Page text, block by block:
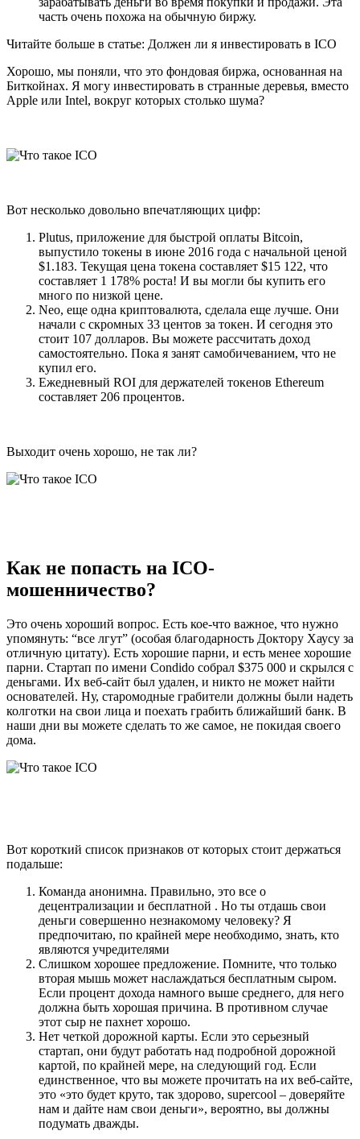
часть очень похожа на обычную биржу.
Читайте больше в статье: Должен ли я инвестировать в ICO
Хорошо, мы поняли, что это фондовая биржа, основанная на
Биткойнах. Я могу инвестировать в странные деревья, вместо
Apple или Intel, вокруг которых столько шума?
Вот несколько довольно впечатляющих цифр:
Plutus, приложение для быстрой оплаты Bitcoin,
выпустило токены в июне 2016 года с начальной ценой
$1.183. Текущая цена токена составляет $15 122, что
составляет 1 178% роста! И вы могли бы купить его
много по низкой цене.
Neo, еще одна криптовалюта, сделала еще лучше. Они
начали с скромных 33 центов за токен. И сегодня это
стоит 107 долларов. Вы можете рассчитать доход
самостоятельно. Пока я занят самобичеванием, что не
купил его.
Ежедневный ROI для держателей токенов Ethereum
составляет 206 процентов.
Выходит очень хорошо, не так ли?
Как не попасть на ICO-
мошенничество?
Это очень хороший вопрос. Есть кое-что важное, что нужно
упомянуть: “все лгут” (особая благодарность Доктору Хаусу за
отличную цитату). Есть хорошие парни, и есть менее хорошие
парни. Стартап по имени Condido собрал $375 000 и скрылся с
деньгами. Их веб-сайт был удален, и никто не может найти
основателей. Ну, старомодные грабители должны были надеть
колготки на свои лица и поехать грабить ближайший банк. В
наши дни вы можете сделать то же самое, не покидая своего
дома.
Вот короткий список признаков от которых стоит держаться
подальше:
Команда анонимна. Правильно, это все о
децентрализации и бесплатной . Но ты отдашь свои
деньги совершенно незнакомому человеку? Я
предпочитаю, по крайней мере необходимо, знать, кто
являются учредителями
Слишком хорошее предложение. Помните, что только
вторая мышь может наслаждаться бесплатным сыром.
Если процент дохода намного выше среднего, для него
должна быть хорошая причина. В противном случае
этот сыр не пахнет хорошо.
Нет четкой дорожной карты. Если это серьезный
стартап, они будут работать над подробной дорожной
картой, по крайней мере, на следующий год. Если
единственное, что вы можете прочитать на их веб-сайте,
это «это будет круто, так здорово, supercool – доверяйте
нам и дайте нам свои деньги», вероятно, вы должны
подумать дважды.